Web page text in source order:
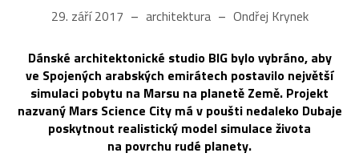
29. září 2017 architektura Ondřej Krynek
Dánské architektonické studio BIG bylo vybráno, aby
ve Spojených arabských emirátech postavilo největší
simulaci pobytu na Marsu na planetě Země. Projekt
nazvaný Mars Science City má v poušti nedaleko Dubaje
poskytnout realistický model simulace života
na povrchu rudé planety.